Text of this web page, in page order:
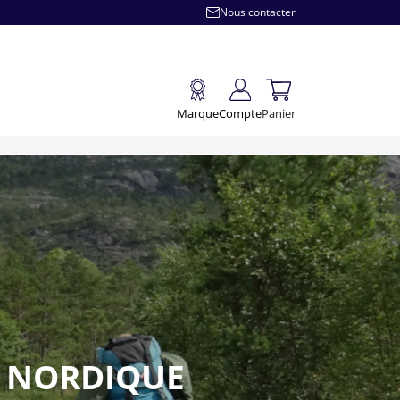
Nous contacter
MarqueComptePanier